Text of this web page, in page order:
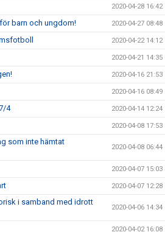
2020-04-28 16:42
barn och ungdom! 2020-04-27 08:48
2020-04-22 14:12
2020-04-21 14:35
2020-04-16 21:53
2020-04-16 08:49
4 2020-04-14 12:24
2020-04-08 17:53
som inte hämtat
2020-04-08 06:44
2020-04-07 15:03
2020-04-07 12:28
i samband med idrott
2020-04-06 14:34
2020-04-02 16:08